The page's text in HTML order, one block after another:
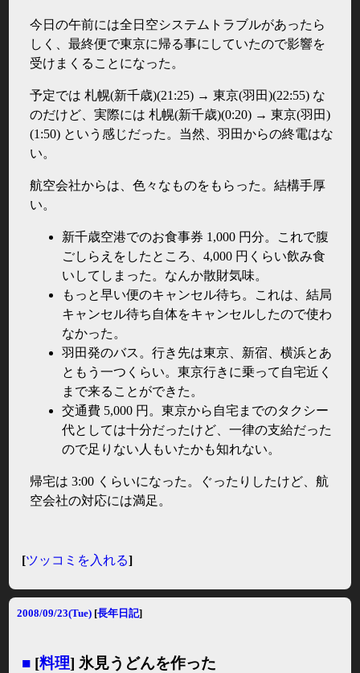
今日の午前には全日空システムトラブルがあったら
しく、最終便で東京に帰る事にしていたので影響を
受けまくることになった。
予定では 札幌(新千歳)(21:25) → 東京(羽田)(22:55) な
のだけど、実際には 札幌(新千歳)(0:20) → 東京(羽田)
(1:50) という感じだった。当然、羽田からの終電はな
い。
航空会社からは、色々なものをもらった。結構手厚
い。
新千歳空港でのお食事券 1,000 円分。これで腹
ごしらえをしたところ、4,000 円くらい飲み食
いしてしまった。なんか散財気味。
もっと早い便のキャンセル待ち。これは、結局
キャンセル待ち自体をキャンセルしたので使わ
なかった。
羽田発のバス。行き先は東京、新宿、横浜とあ
ともう一つくらい。東京行きに乗って自宅近く
まで来ることができた。
交通費 5,000 円。東京から自宅までのタクシー
代としては十分だったけど、一律の支給だった
ので足りない人もいたかも知れない。
帰宅は 3:00 くらいになった。ぐったりしたけど、航
空会社の対応には満足。
[ツッコミを入れる]
2008/09/23(Tue) [長年日記]
■ [料理] 氷見うどんを作った